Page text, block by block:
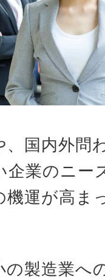
、国内外問
企業のニー
機運が高ま
の製造業へ